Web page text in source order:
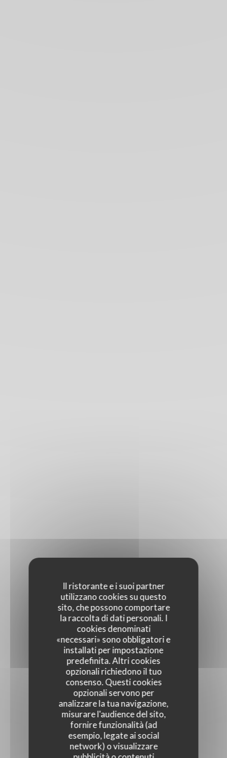
Il ristorante e i suoi partner
utilizzano cookies su questo
sito, che possono comportare
la raccolta di dati personali. I
cookies denominati
«necessari» sono obbligatori e
installati per impostazione
predefinita. Altri cookies
opzionali richiedono il tuo
consenso. Questi cookies
opzionali servono per
analizzare la tua navigazione,
misurare l'audience del sito,
fornire funzionalità (ad
esempio, legate ai social
network) o visualizzare